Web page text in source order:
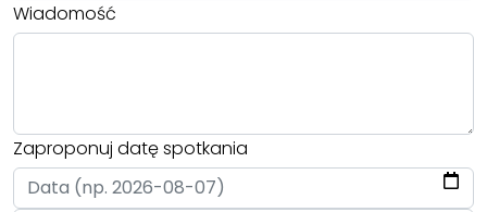
Wiadomość
Zaproponuj datę spotkania